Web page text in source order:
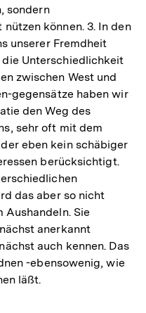
sondern
können. 3. In den
unserer Fremdheit
Unterschiedlichkeit
zwischen West und
gegensätze haben wir
den Weg des
sehr oft mit dem
eben kein schäbiger
berücksichtigt.
das aber so nicht
Aushandeln. Sie
anerkannt
auch kennen. Das
-ebensowenig, wie
läßt.